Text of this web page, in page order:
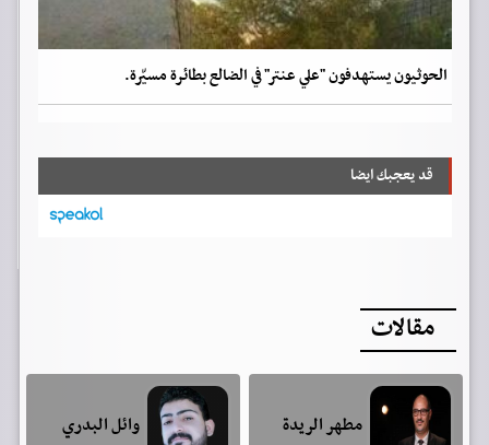
الحوثيون يستهدفون "علي عنتر" في الضالع بطائرة مسيّرة.
قد يعجبك ايضا
مقالات
مطهر الريدة وائل البدري